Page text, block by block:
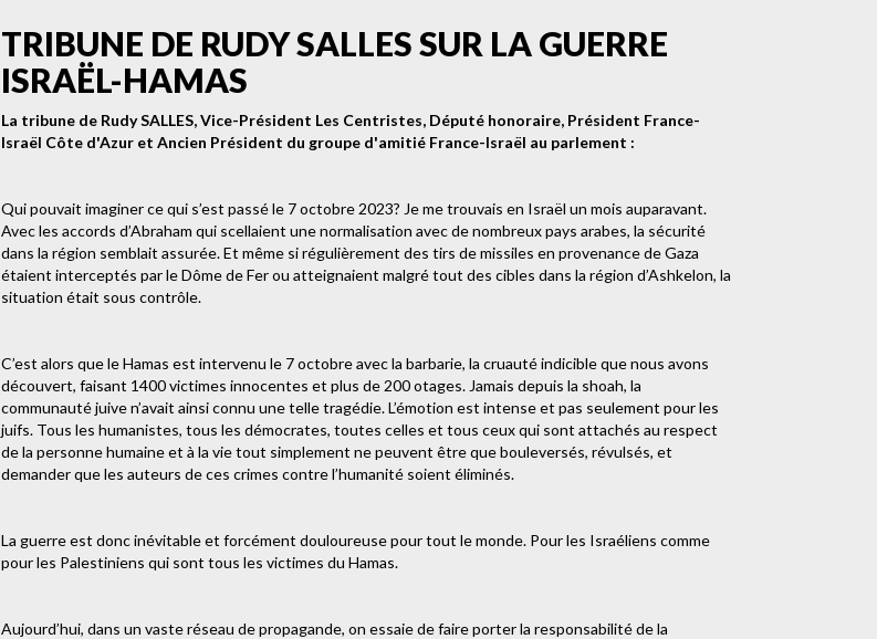
TRIBUNE DE RUDY SALLES SUR LA GUERRE
ISRAËL-HAMAS
La tribune de Rudy SALLES, Vice-Président Les Centristes, Député honoraire, Président France-
Israël Côte d'Azur et Ancien Président du groupe d'amitié France-Israël au parlement :
Qui pouvait imaginer ce qui s’est passé le 7 octobre 2023? Je me trouvais en Israël un mois auparavant.
Avec les accords d’Abraham qui scellaient une normalisation avec de nombreux pays arabes, la sécurité
dans la région semblait assurée. Et même si régulièrement des tirs de missiles en provenance de Gaza
étaient interceptés par le Dôme de Fer ou atteignaient malgré tout des cibles dans la région d’Ashkelon, la
situation était sous contrôle.
C’est alors que le Hamas est intervenu le 7 octobre avec la barbarie, la cruauté indicible que nous avons
découvert, faisant 1400 victimes innocentes et plus de 200 otages. Jamais depuis la shoah, la
communauté juive n’avait ainsi connu une telle tragédie. L’émotion est intense et pas seulement pour les
juifs. Tous les humanistes, tous les démocrates, toutes celles et tous ceux qui sont attachés au respect
de la personne humaine et à la vie tout simplement ne peuvent être que bouleversés, révulsés, et
demander que les auteurs de ces crimes contre l’humanité soient éliminés.
La guerre est donc inévitable et forcément douloureuse pour tout le monde. Pour les Israéliens comme
pour les Palestiniens qui sont tous les victimes du Hamas.
Aujourd’hui, dans un vaste réseau de propagande, on essaie de faire porter la responsabilité de la